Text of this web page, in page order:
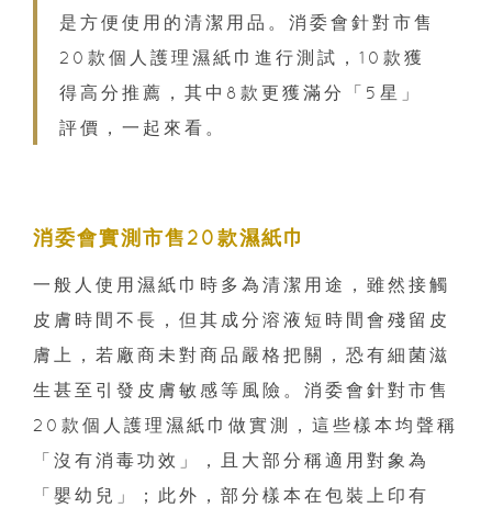
是方便使用的清潔用品。消委會針對市售
20款個人護理濕紙巾進行測試，10款獲
得高分推薦，其中8款更獲滿分「5星」
評價，一起來看。
消委會實測市售20款濕紙巾
一般人使用濕紙巾時多為清潔用途，雖然接觸
皮膚時間不長，但其成分溶液短時間會殘留皮
膚上，若廠商未對商品嚴格把關，恐有細菌滋
生甚至引發皮膚敏感等風險。消委會針對市售
20款個人護理濕紙巾做實測，這些樣本均聲稱
「沒有消毒功效」，且大部分稱適用對象為
「嬰幼兒」；此外，部分樣本在包裝上印有